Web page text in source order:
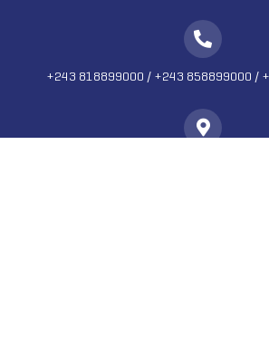
+243 818899000 / +243 858899000 /